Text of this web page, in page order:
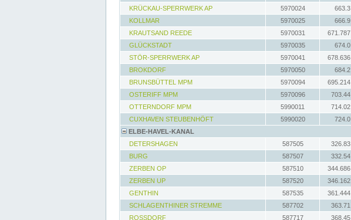
KRÜCKAU-SPERRWERK AP
5970024 663.3
KOLLMAR
5970025 666.9
KRAUTSAND REEDE
5970031 671.787
GLÜCKSTADT
5970035 674.0
STÖR-SPERRWERK AP
5970041 678.636
BROKDORF
5970050 684.2
BRUNSBÜTTEL MPM
5970094 695.214
OSTERIFF MPM
5970096 703.44
OTTERNDORF MPM
5990011 714.02
CUXHAVEN STEUBENHÖFT
5990020 724.0
ELBE-HAVEL-KANAL
DETERSHAGEN
587505 326.83
BURG
587507 332.54
ZERBEN OP
587510 344.686
ZERBEN UP
587520 346.162
GENTHIN
587535 361.444
SCHLAGENTHINER STREMME
587702 363.71
ROSSDORF
587717 368.45